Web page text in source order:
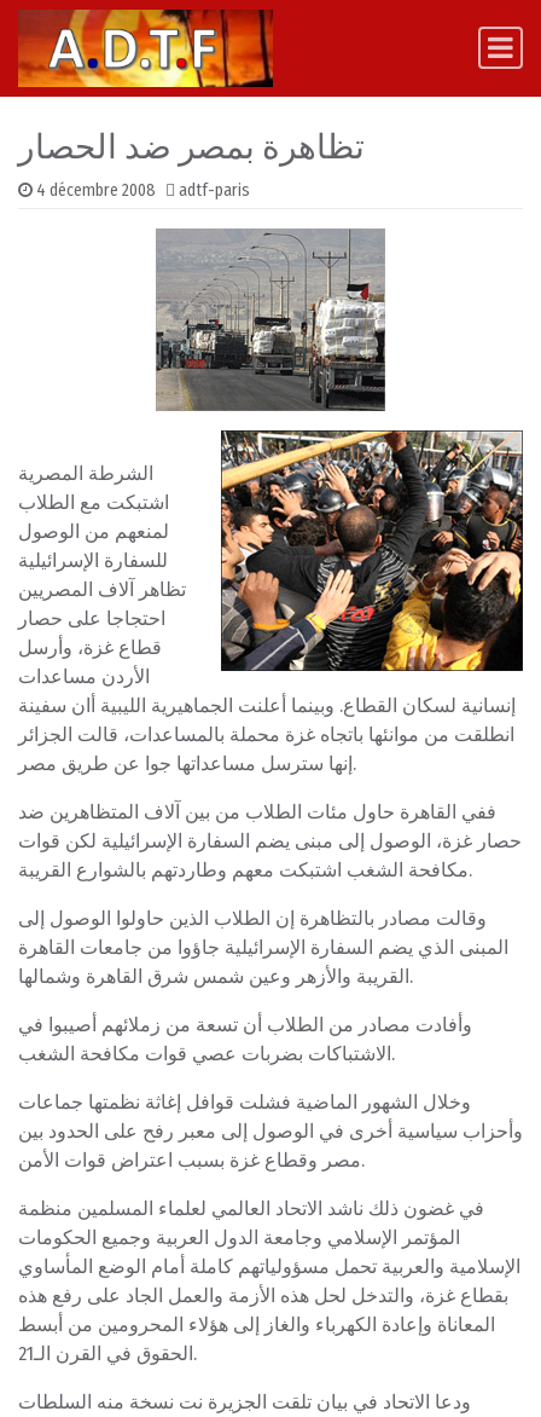
Skip to content
Main Navigation
تظاهرة بمصر ضد الحصار
4 décembre 2008 adtf-paris
الشرطة المصرية
اشتبكت مع الطلاب
لمنعهم من الوصول
للسفارة الإسرائيلية
تظاهر آلاف المصريين
احتجاجا على حصار
قطاع غزة، وأرسل
الأردن مساعدات
إنسانية لسكان القطاع. وبينما أعلنت الجماهيرية الليبية أان سفينة
انطلقت من موانئها باتجاه غزة محملة بالمساعدات، قالت الجزائر
إنها سترسل مساعداتها جوا عن طريق مصر.
ففي القاهرة حاول مئات الطلاب من بين آلاف المتظاهرين ضد
حصار غزة، الوصول إلى مبنى يضم السفارة الإسرائيلية لكن قوات
مكافحة الشغب اشتبكت معهم وطاردتهم بالشوارع القريبة.
وقالت مصادر بالتظاهرة إن الطلاب الذين حاولوا الوصول إلى
المبنى الذي يضم السفارة الإسرائيلية جاؤوا من جامعات القاهرة
القريبة والأزهر وعين شمس شرق القاهرة وشمالها.
وأفادت مصادر من الطلاب أن تسعة من زملائهم أصيبوا في
الاشتباكات بضربات عصي قوات مكافحة الشغب.
وخلال الشهور الماضية فشلت قوافل إغاثة نظمتها جماعات
وأحزاب سياسية أخرى في الوصول إلى معبر رفح على الحدود بين
مصر وقطاع غزة بسبب اعتراض قوات الأمن.
في غضون ذلك ناشد الاتحاد العالمي لعلماء المسلمين منظمة
المؤتمر الإسلامي وجامعة الدول العربية وجميع الحكومات
الإسلامية والعربية تحمل مسؤولياتهم كاملة أمام الوضع المأساوي
بقطاع غزة، والتدخل لحل هذه الأزمة والعمل الجاد على رفع هذه
المعاناة وإعادة الكهرباء والغاز إلى هؤلاء المحرومين من أبسط
ودعا الاتحاد في بيان تلقت الجزيرة نت نسخة منه السلطات